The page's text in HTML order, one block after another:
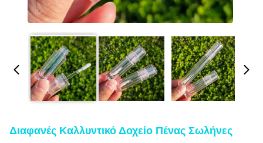
Διαφανές Καλλυντικό Δοχείο Πένας Σωλήνες